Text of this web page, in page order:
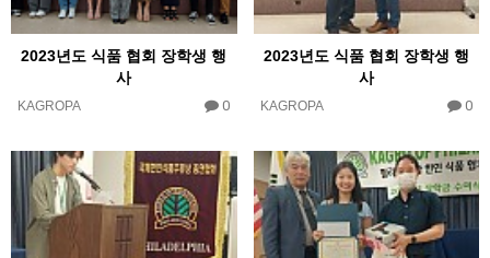
2023년도 식품 협회 장학생 행
사
KAGROPA 0
2023년도 식품 협회 장학생 행
사
KAGROPA 0